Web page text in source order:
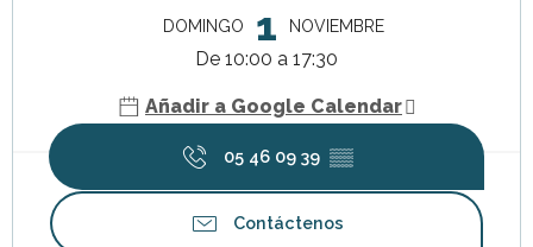
DOMINGO 1 NOVIEMBRE
De 10:00 a 17:30
Añadir a Google Calendar
05 46 09 39 ▒▒
Contáctenos